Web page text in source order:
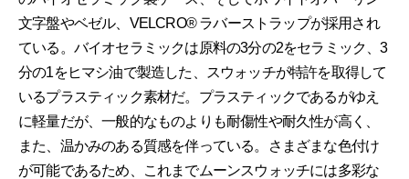
文字盤やベゼル、VELCRO® ラバーストラップが採用され
ている。バイオセラミックは原料の3分の2をセラミック、3
分の1をヒマシ油で製造した、スウォッチが特許を取得して
いるプラスティック素材だ。プラスティックであるがゆえ
に軽量だが、一般的なものよりも耐傷性や耐久性が高く、
また、温かみのある質感を伴っている。さまざまな色付け
が可能であるため、これまでムーンスウォッチには多彩な